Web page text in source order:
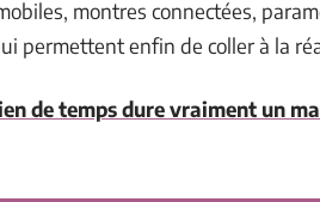
montres connectées,
permettent enfin de coller à la
de temps dure vraiment un